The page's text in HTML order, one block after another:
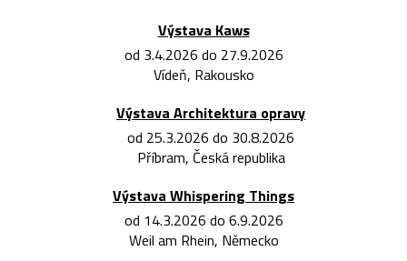
Výstava Kaws
od 3.4.2026 do 27.9.2026
Vídeň, Rakousko
Výstava Architektura opravy
od 25.3.2026 do 30.8.2026
Příbram, Česká republika
Výstava Whispering Things
od 14.3.2026 do 6.9.2026
Weil am Rhein, Německo